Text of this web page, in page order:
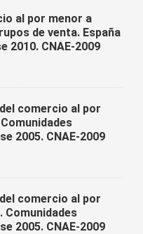
al por menor a
de venta. España
2010. CNAE-2009
comercio al por
2005. CNAE-2009
comercio al por
2005. CNAE-2009